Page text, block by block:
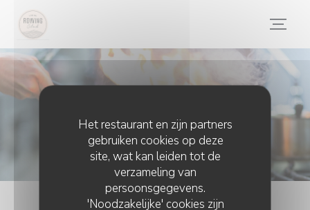
Cookies beheer paneel
Het restaurant en zijn partners
gebruiken cookies op deze
site, wat kan leiden tot de
verzameling van
persoonsgegevens.
'Noodzakelijke' cookies zijn